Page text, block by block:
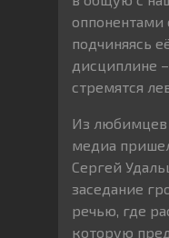
оппонентами
подчиняясь
дисциплине
стремятся
Из любимцев
медиа
Сергей
заседание
речью, где
которую